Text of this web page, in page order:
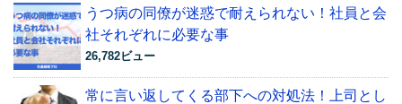
うつ病の同僚が迷惑で耐えられない！社員と会
社それぞれに必要な事
26,782ビュー
常に言い返してくる部下への対処法！上司とし